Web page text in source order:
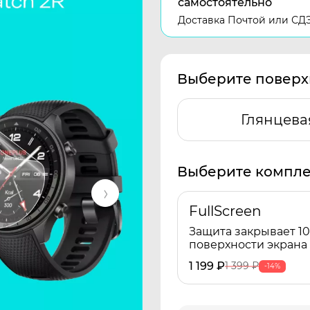
Доставка Почтой или
Выберите
Выберите
FullScreen
Защита закрывает
поверхности экрана
1 199 ₽1 399₽ -14%